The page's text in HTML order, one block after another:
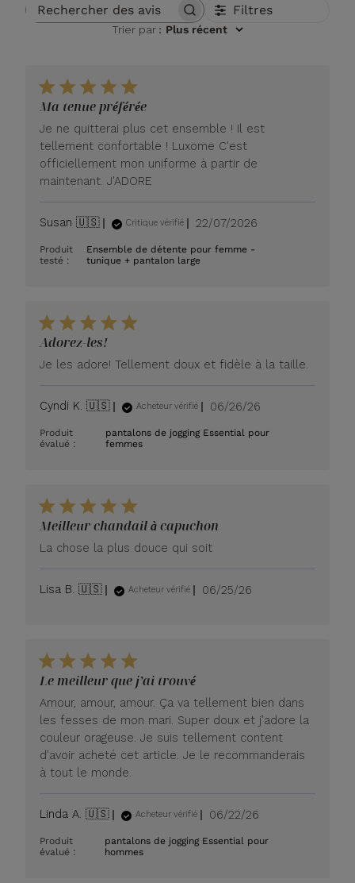
Rechercher des avis Filtres
Trier par : Plus récent
Ma tenue préférée
Je ne quitterai plus cet ensemble ! Il est
tellement confortable ! Luxome C'est
officiellement mon uniforme à partir de
maintenant. J'ADORE
Susan 🇺🇸 Critique vérifié
Date
publication
22/07/2026
Produit
testé :
Ensemble de détente pour femme -
tunique + pantalon large
Adorez-les!
Je les adore! Tellement doux et fidèle à la taille.
Cyndi K. 🇺🇸 Acheteur vérifié
Date
publication
06/26/26
Produit
évalué :
pantalons de jogging Essential pour
femmes
Meilleur chandail à capuchon
La chose la plus douce qui soit
Lisa B. 🇺🇸 Acheteur vérifié
Date
06/25/26
Le meilleur que j’ai trouvé
Amour, amour, amour. Ça va tellement bien dans
les fesses de mon mari. Super doux et j’adore la
couleur orageuse. Je suis tellement content
d’avoir acheté cet article. Je le recommanderais
à tout le monde.
Linda A. 🇺🇸 Acheteur vérifié
Date
publication
06/22/26
Produit
évalué :
pantalons de jogging Essential pour
hommes